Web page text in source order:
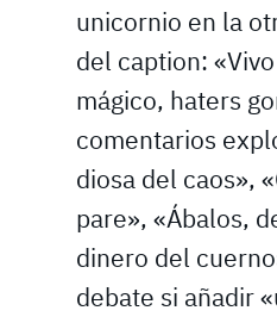
unicornio en la
del caption:
mágico, haters
comentarios
diosa del caos»,
pare», «Ábalos,
dinero del
debate si añadir